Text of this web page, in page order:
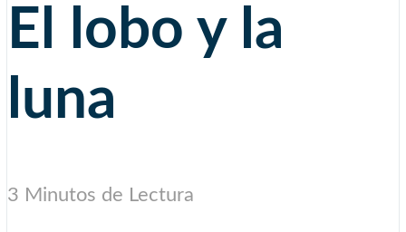
El lobo y la
luna
3 Minutos de Lectura